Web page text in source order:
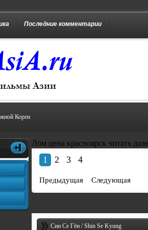
Последние комментарии
Кореи
Лом цена красноярск читать
1 2 3 4
Предыдущая Следующая
Син Се Гён / Shin Se Kyung